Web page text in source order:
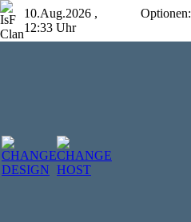
10.Aug.2026 ,
12:33 Uhr
Optionen: